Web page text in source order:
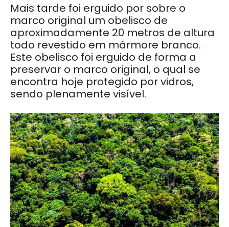
Mais tarde foi erguido por sobre o
marco original um obelisco de
aproximadamente 20 metros de altura
todo revestido em mármore branco.
Este obelisco foi erguido de forma a
preservar o marco original, o qual se
encontra hoje protegido por vidros,
sendo plenamente visível.